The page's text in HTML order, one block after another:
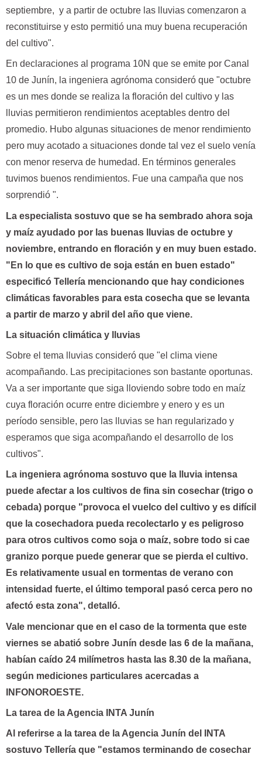
septiembre, y a partir de octubre las lluvias comenzaron a
reconstituirse y esto permitió una muy buena recuperación
del cultivo".
En declaraciones al programa 10N que se emite por Canal
10 de Junín, la ingeniera agrónoma consideró que "octubre
es un mes donde se realiza la floración del cultivo y las
lluvias permitieron rendimientos aceptables dentro del
promedio. Hubo algunas situaciones de menor rendimiento
pero muy acotado a situaciones donde tal vez el suelo venía
con menor reserva de humedad. En términos generales
tuvimos buenos rendimientos. Fue una campaña que nos
sorprendió ".
La especialista sostuvo que se ha sembrado ahora soja
y maíz ayudado por las buenas lluvias de octubre y
noviembre, entrando en floración y en muy buen estado.
"En lo que es cultivo de soja están en buen estado"
especificó Tellería mencionando que hay condiciones
climáticas favorables para esta cosecha que se levanta
a partir de marzo y abril del año que viene.
La situación climática y lluvias
Sobre el tema lluvias consideró que "el clima viene
acompañando. Las precipitaciones son bastante oportunas.
Va a ser importante que siga lloviendo sobre todo en maíz
cuya floración ocurre entre diciembre y enero y es un
período sensible, pero las lluvias se han regularizado y
esperamos que siga acompañando el desarrollo de los
cultivos".
La ingeniera agrónoma sostuvo que la lluvia intensa
puede afectar a los cultivos de fina sin cosechar (trigo o
cebada) porque "provoca el vuelco del cultivo y es difícil
que la cosechadora pueda recolectarlo y es peligroso
para otros cultivos como soja o maíz, sobre todo si cae
granizo porque puede generar que se pierda el cultivo.
Es relativamente usual en tormentas de verano con
intensidad fuerte, el último temporal pasó cerca pero no
afectó esta zona", detalló.
Vale mencionar que en el caso de la tormenta que este
viernes se abatió sobre Junín desde las 6 de la mañana,
habían caído 24 milímetros hasta las 8.30 de la mañana,
según mediciones particulares acercadas a
INFONOROESTE.
La tarea de la Agencia INTA Junín
Al referirse a la tarea de la Agencia Junín del INTA
sostuvo Tellería que "estamos terminando de cosechar